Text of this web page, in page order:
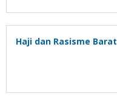
Haji dan Rasisme Barat